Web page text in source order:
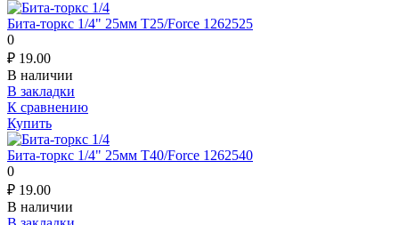
Бита-торкс 1/4" 25мм T25/Force 1262525
0
₽ 19.00
В наличии
В закладки
К сравнению
Купить
Бита-торкс 1/4" 25мм T40/Force 1262540
0
₽ 19.00
В наличии